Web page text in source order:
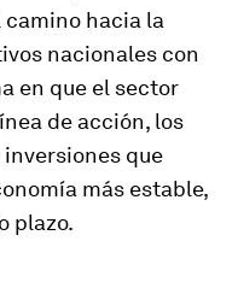
camino hacia la
nacionales con
en que el sector
de acción, los
que
más estable,
plazo.